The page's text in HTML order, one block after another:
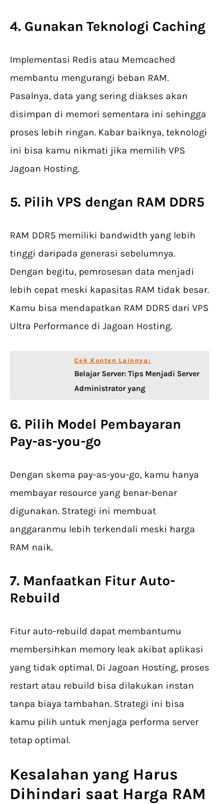
4. Gunakan Teknologi Caching
Implementasi Redis atau Memcached
membantu mengurangi beban RAM.
Pasalnya, data yang sering diakses akan
disimpan di memori sementara ini sehingga
proses lebih ringan. Kabar baiknya, teknologi
ini bisa kamu nikmati jika memilih VPS
Jagoan Hosting.
5. Pilih VPS dengan RAM DDR5
RAM DDR5 memiliki bandwidth yang lebih
tinggi daripada generasi sebelumnya.
Dengan begitu, pemrosesan data menjadi
lebih cepat meski kapasitas RAM tidak besar.
Kamu bisa mendapatkan RAM DDR5 dari VPS
Ultra Performance di Jagoan Hosting.
Cek Konten Lainnya:
Belajar Server: Tips Menjadi Server
Administrator yang
6. Pilih Model Pembayaran
Pay-as-you-go
Dengan skema pay-as-you-go, kamu hanya
membayar resource yang benar-benar
digunakan. Strategi ini membuat
anggaranmu lebih terkendali meski harga
RAM naik.
7. Manfaatkan Fitur Auto-
Rebuild
Fitur auto-rebuild dapat membantumu
membersihkan memory leak akibat aplikasi
yang tidak optimal. Di Jagoan Hosting, proses
restart atau rebuild bisa dilakukan instan
tanpa biaya tambahan. Strategi ini bisa
kamu pilih untuk menjaga performa server
tetap optimal.
Kesalahan yang Harus
Dihindari saat Harga RAM